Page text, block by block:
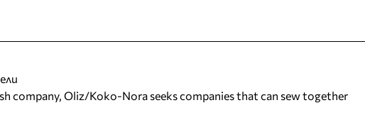
company, Oliz/Koko-Nora seeks companies that can sew together